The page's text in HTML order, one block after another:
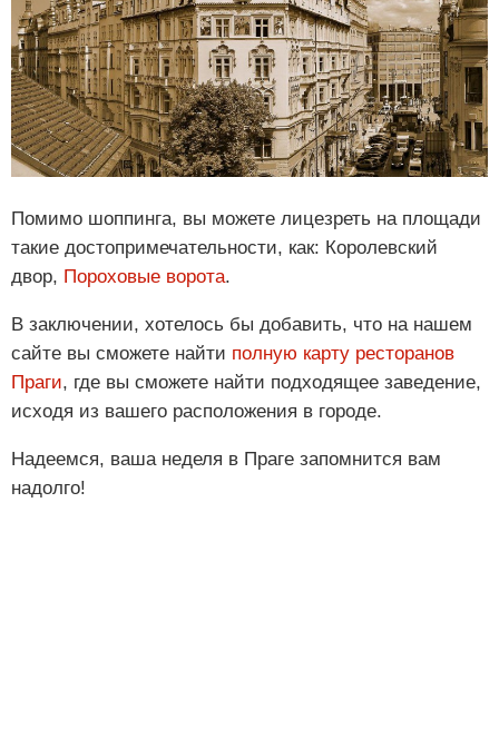
Помимо шоппинга, вы можете лицезреть на площади
такие достопримечательности, как: Королевский
двор, Пороховые ворота.
В заключении, хотелось бы добавить, что на нашем
сайте вы сможете найти полную карту ресторанов
Праги, где вы сможете найти подходящее заведение,
исходя из вашего расположения в городе.
Надеемся, ваша неделя в Праге запомнится вам
надолго!